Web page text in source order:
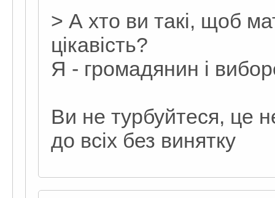
> А хто ви такі, щоб
цікавість?
Я - громадянин і
Ви не турбуйтеся, це
до всіх без винятку